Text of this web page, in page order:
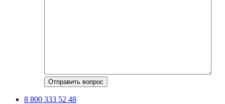
8 800 333 52 48